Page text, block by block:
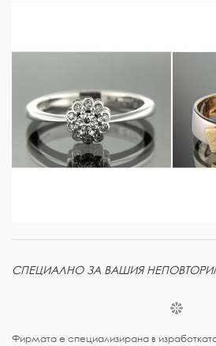
СПЕЦИАЛНО ЗА ВАШИЯ
Фирмата е специализирана в